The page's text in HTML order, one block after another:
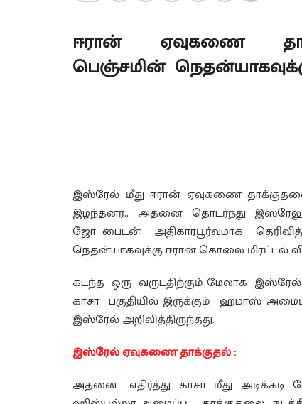
ஈரான் ஏவுகணை
பெஞ்சமின்
இஸ்ரேல் மீது ஈரான் ஏவுகணை
இழந்தனர்., அதனை தொடர்ந்து
ஜோ பைடன் அதிகாரபூர்வமாக
நெதன்யாகவுக்கு ஈரான் கொலை மிரட்டல்
கடந்த ஒரு வருடதிற்கும் மேலாக
காசா பகுதியில் இருக்கும் ஹமாஸ்
இஸ்ரேல் அறிவித்திருந்தது.
இஸ்ரேல் ஏவுகணை தாக்குதல் :
அதனை எதிர்த்து காசா மீது